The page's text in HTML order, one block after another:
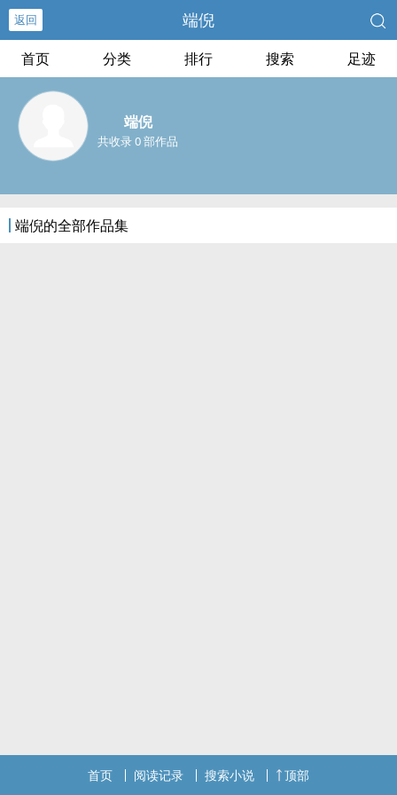
返回 端倪
首页 分类 排行 搜索 足迹
端倪
共收录 0 部作品
端倪的全部作品集
首页 阅读记录 搜索小说 顶部